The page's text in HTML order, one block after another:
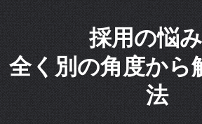
採用の悩
全く別の角度から
法